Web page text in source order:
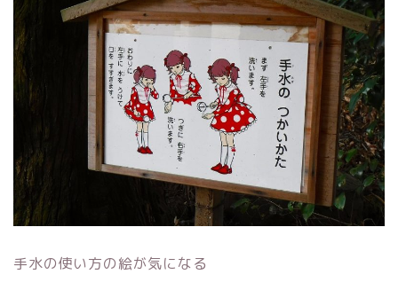
手水の使い方の絵が気になる